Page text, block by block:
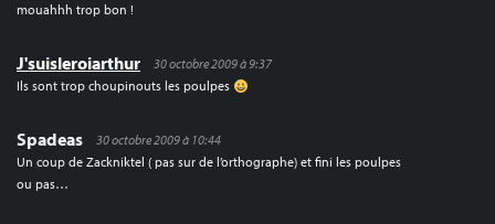
mouahhh trop bon !
J'suisleroiarthur
30 octobre 2009 à 9:37
Ils sont trop choupinouts les poulpes
Spadeas
30 octobre 2009 à 10:44
Un coup de Zackniktel ( pas sur de l’orthographe) et fini les poulpes
ou pas…